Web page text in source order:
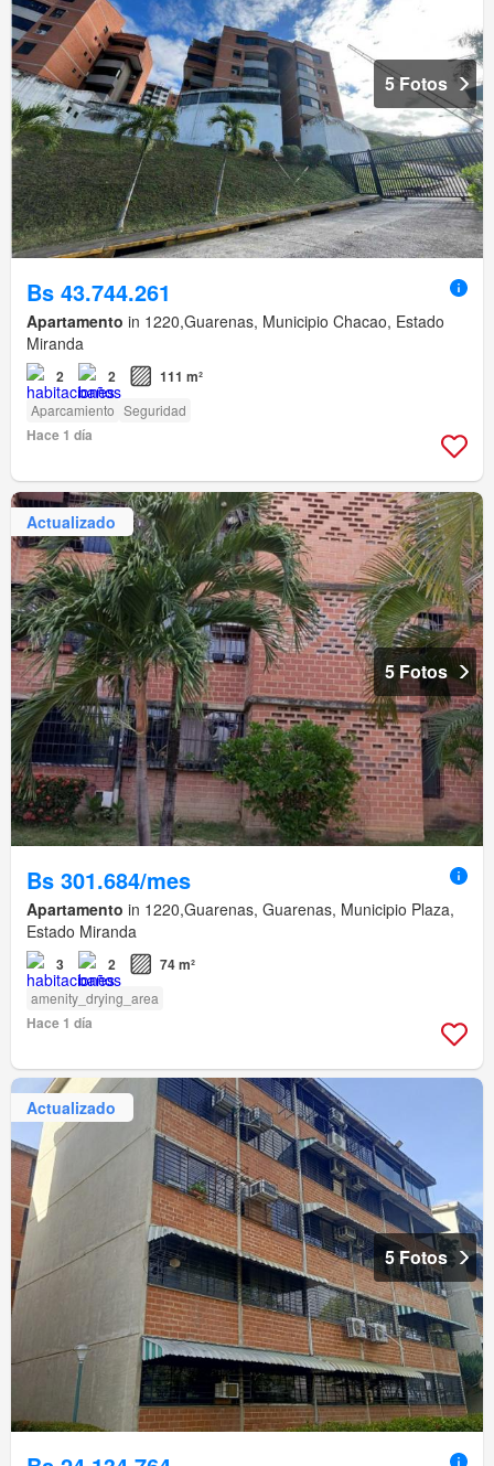
5 Fotos
Bs 43.744.261
Apartamento in 1220,Guarenas, Municipio Chacao, Estado
Miranda
2 2 111 m²
Aparcamiento Seguridad
Hace 1 día
Actualizado
5 Fotos
Bs 301.684/mes
Apartamento in 1220,Guarenas, Guarenas, Municipio Plaza,
Estado Miranda
3 2 74 m²
amenity_drying_area
Hace 1 día
Actualizado
5 Fotos